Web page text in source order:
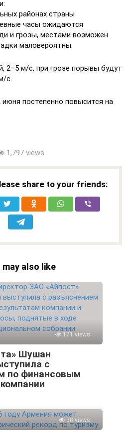
районах страны
часы ожидаются
и грозы, местами возможен
маловероятны.
2–5 м/с, при грозе порывы будут
с.
июня постепенно повысится на
1,797 views
share to your friends:
may also like
171 views
Шушан
с
по финансовым
38 views